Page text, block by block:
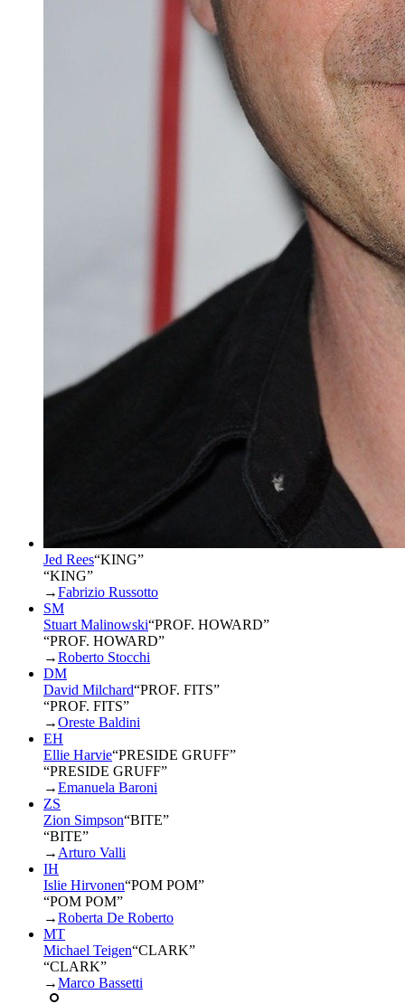
Jed Rees“KING”
“KING”
→Fabrizio Russotto
SM
Stuart Malinowski“PROF. HOWARD”
“PROF. HOWARD”
→Roberto Stocchi
DM
David Milchard“PROF. FITS”
“PROF. FITS”
→Oreste Baldini
EH
Ellie Harvie“PRESIDE GRUFF”
“PRESIDE GRUFF”
→Emanuela Baroni
ZS
Zion Simpson“BITE”
“BITE”
→ Arturo Valli
IH
Islie Hirvonen“POM POM”
“POM POM”
→Roberta De Roberto
MT
Michael Teigen“CLARK”
“CLARK”
→Marco Bassetti